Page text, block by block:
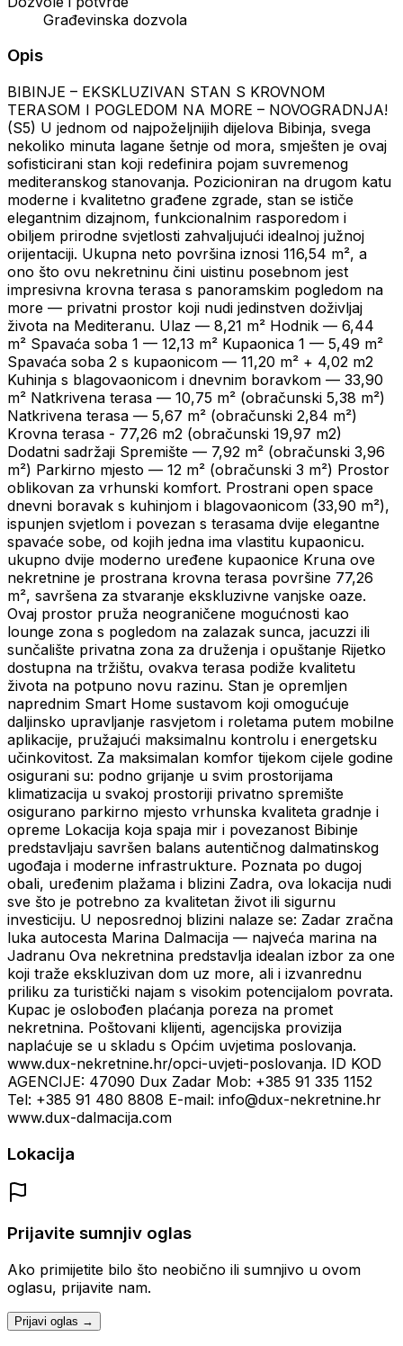
Građevinska dozvola
Opis
BIBINJE – EKSKLUZIVAN STAN S KROVNOM
TERASOM I POGLEDOM NA MORE – NOVOGRADNJA!
(S5) U jednom od najpoželjnijih dijelova Bibinja, svega
nekoliko minuta lagane šetnje od mora, smješten je ovaj
sofisticirani stan koji redefinira pojam suvremenog
mediteranskog stanovanja. Pozicioniran na drugom katu
moderne i kvalitetno građene zgrade, stan se ističe
elegantnim dizajnom, funkcionalnim rasporedom i
obiljem prirodne svjetlosti zahvaljujući idealnoj južnoj
orijentaciji. Ukupna neto površina iznosi 116,54 m², a
ono što ovu nekretninu čini uistinu posebnom jest
impresivna krovna terasa s panoramskim pogledom na
more — privatni prostor koji nudi jedinstven doživljaj
života na Mediteranu. Ulaz — 8,21 m² Hodnik — 6,44
m² Spavaća soba 1 — 12,13 m² Kupaonica 1 — 5,49 m²
Spavaća soba 2 s kupaonicom — 11,20 m² + 4,02 m2
Kuhinja s blagovaonicom i dnevnim boravkom — 33,90
m² Natkrivena terasa — 10,75 m² (obračunski 5,38 m²)
Natkrivena terasa — 5,67 m² (obračunski 2,84 m²)
Krovna terasa - 77,26 m2 (obračunski 19,97 m2)
Dodatni sadržaji Spremište — 7,92 m² (obračunski 3,96
m²) Parkirno mjesto — 12 m² (obračunski 3 m²) Prostor
oblikovan za vrhunski komfort. Prostrani open space
dnevni boravak s kuhinjom i blagovaonicom (33,90 m²),
ispunjen svjetlom i povezan s terasama dvije elegantne
spavaće sobe, od kojih jedna ima vlastitu kupaonicu.
ukupno dvije moderno uređene kupaonice Kruna ove
nekretnine je prostrana krovna terasa površine 77,26
m², savršena za stvaranje ekskluzivne vanjske oaze.
Ovaj prostor pruža neograničene mogućnosti kao
lounge zona s pogledom na zalazak sunca, jacuzzi ili
sunčalište privatna zona za druženja i opuštanje Rijetko
dostupna na tržištu, ovakva terasa podiže kvalitetu
života na potpuno novu razinu. Stan je opremljen
naprednim Smart Home sustavom koji omogućuje
daljinsko upravljanje rasvjetom i roletama putem mobilne
aplikacije, pružajući maksimalnu kontrolu i energetsku
učinkovitost. Za maksimalan komfor tijekom cijele godine
osigurani su: podno grijanje u svim prostorijama
klimatizacija u svakoj prostoriji privatno spremište
osigurano parkirno mjesto vrhunska kvaliteta gradnje i
opreme Lokacija koja spaja mir i povezanost Bibinje
predstavljaju savršen balans autentičnog dalmatinskog
ugođaja i moderne infrastrukture. Poznata po dugoj
obali, uređenim plažama i blizini Zadra, ova lokacija nudi
sve što je potrebno za kvalitetan život ili sigurnu
investiciju. U neposrednoj blizini nalaze se: Zadar zračna
luka autocesta Marina Dalmacija — najveća marina na
Jadranu Ova nekretnina predstavlja idealan izbor za one
koji traže ekskluzivan dom uz more, ali i izvanrednu
priliku za turistički najam s visokim potencijalom povrata.
Kupac je oslobođen plaćanja poreza na promet
nekretnina. Poštovani klijenti, agencijska provizija
naplaćuje se u skladu s Općim uvjetima poslovanja.
www.dux-nekretnine.hr/opci-uvjeti-poslovanja. ID KOD
AGENCIJE: 47090 Dux Zadar Mob: +385 91 335 1152
Tel: +385 91 480 8808 E-mail: info@dux-nekretnine.hr
www.dux-dalmacija.com
Lokacija
Prijavite sumnjiv oglas
Ako primijetite bilo što neobično ili sumnjivo u ovom
oglasu, prijavite nam.
Prijavi oglas →